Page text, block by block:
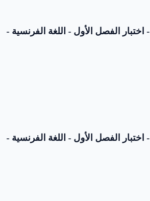
الموضوع رقم 30 - اختبار الفصل الأول - اللغة الفرنسية -
الموضوع رقم 29 - اختبار الفصل الأول - اللغة الفرنسية -